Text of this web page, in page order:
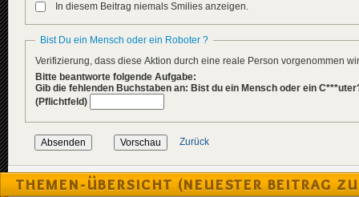
In diesem Beitrag niemals Smilies anzeigen.
Bist Du ein Mensch oder ein Roboter ?
Verifizierung, dass diese Aktion durch eine reale Person vorgenommen
Bitte beantworte folgende Aufgabe:
Gib die fehlenden Buchstaben an: Bist du ein Mensch oder ein
(Pflichtfeld)
Zurück
THEMEN-ÜBERSICHT (NEUESTER BEITRAG